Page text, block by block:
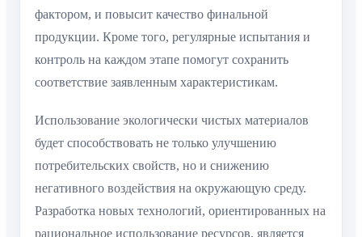
фактором, и повысит качество финальной
продукции. Кроме того, регулярные испытания и
контроль на каждом этапе помогут сохранить
соответствие заявленным характеристикам.
Использование экологически чистых материалов
будет способствовать не только улучшению
потребительских свойств, но и снижению
негативного воздействия на окружающую среду.
Разработка новых технологий, ориентированных на
рациональное использование ресурсов, является